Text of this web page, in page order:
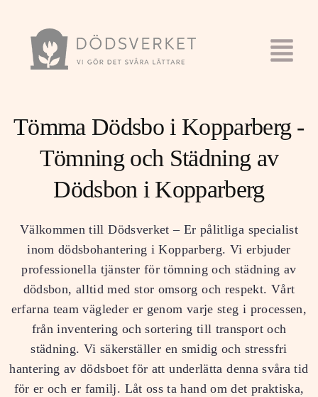
Tömma Dödsbo i Kopparberg -
Tömning och Städning av
Dödsbon i Kopparberg
Välkommen till Dödsverket – Er pålitliga specialist
inom dödsbohantering i Kopparberg. Vi erbjuder
professionella tjänster för tömning och städning av
dödsbon, alltid med stor omsorg och respekt. Vårt
erfarna team vägleder er genom varje steg i processen,
från inventering och sortering till transport och
städning. Vi säkerställer en smidig och stressfri
hantering av dödsboet för att underlätta denna svåra tid
för er och er familj. Låt oss ta hand om det praktiska,